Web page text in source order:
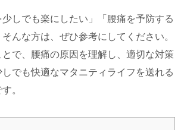
少しでも楽にしたい」「腰痛を予防する
んな方は、ぜひ参考にしてください。
で、腰痛の原因を理解し、適切な対策
でも快適なマタニティライフを送れる
。